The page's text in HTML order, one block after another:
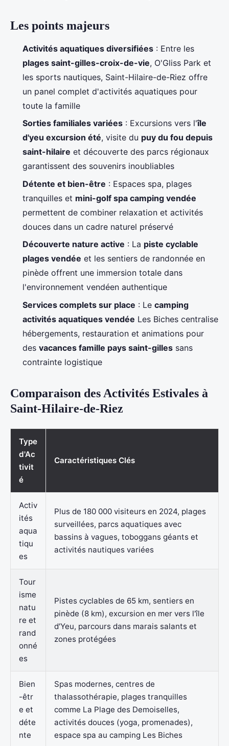
Les points majeurs
Activités aquatiques diversifiées : Entre les
plages saint-gilles-croix-de-vie, O'Gliss Park et
les sports nautiques, Saint-Hilaire-de-Riez offre
un panel complet d'activités aquatiques pour
toute la famille
Sorties familiales variées : Excursions vers l'île
d'yeu excursion été, visite du puy du fou depuis
saint-hilaire et découverte des parcs régionaux
garantissent des souvenirs inoubliables
Détente et bien-être : Espaces spa, plages
tranquilles et mini-golf spa camping vendée
permettent de combiner relaxation et activités
douces dans un cadre naturel préservé
Découverte nature active : La piste cyclable
plages vendée et les sentiers de randonnée en
pinède offrent une immersion totale dans
l'environnement vendéen authentique
Services complets sur place : Le camping
activités aquatiques vendée Les Biches centralise
hébergements, restauration et animations pour
des vacances famille pays saint-gilles sans
contrainte logistique
Comparaison des Activités Estivales à
Saint-Hilaire-de-Riez
Type
d'Ac
tivit
é
Caractéristiques Clés
Activ
ités
aqua
tiqu
es
Plus de 180 000 visiteurs en 2024, plages
surveillées, parcs aquatiques avec
bassins à vagues, toboggans géants et
activités nautiques variées
Tour
isme
natu
re et
rand
onné
es
Pistes cyclables de 65 km, sentiers en
pinède (8 km), excursion en mer vers l'île
d'Yeu, parcours dans marais salants et
zones protégées
Bien
-êtr
e et
déte
nte
Spas modernes, centres de
thalassothérapie, plages tranquilles
comme La Plage des Demoiselles,
activités douces (yoga, promenades),
espace spa au camping Les Biches